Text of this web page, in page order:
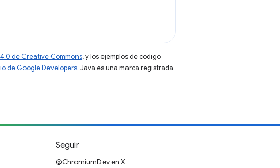
de Creative Commons, y los ejemplos de código
de Google Developers. Java es una marca registrada
Seguir
@ChromiumDev en X